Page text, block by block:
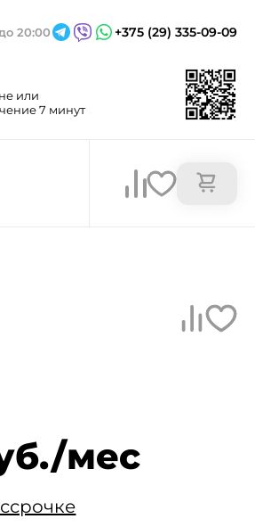
20:00 +375 (29) 335-09-09
или
7 минут
мес